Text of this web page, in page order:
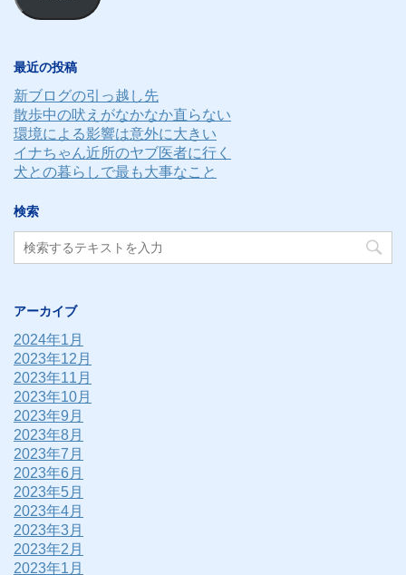
ス
最近の投稿
新ブログの引っ越し先
散歩中の吠えがなかなか直らない
環境による影響は意外に大きい
イナちゃん近所のヤブ医者に行く
犬との暮らしで最も大事なこと
検索
アーカイブ
2024年1月
2023年12月
2023年11月
2023年10月
2023年9月
2023年8月
2023年7月
2023年6月
2023年5月
2023年4月
2023年3月
2023年2月
2023年1月